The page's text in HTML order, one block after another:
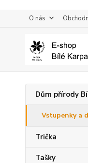
O nás
Dům přírody
Vstupenky a
Trička
Tašky